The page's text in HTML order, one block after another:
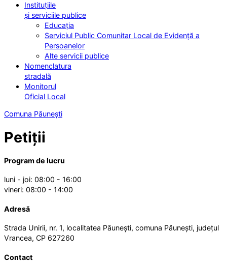
Instituțiile
și serviciile publice
Educația
Serviciul Public Comunitar Local de Evidență a
Persoanelor
Alte servicii publice
Nomenclatura
stradală
Monitorul
Oficial Local
Comuna Păunești
Petiții
Program de lucru
luni - joi: 08:00 - 16:00
vineri: 08:00 - 14:00
Adresă
Strada Unirii, nr. 1, localitatea Păunești, comuna Păunești, județul
Vrancea, CP 627260
Contact